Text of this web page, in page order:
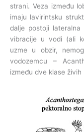
strani. Veza između
imaju lavirintsku
dalje postoji
vibracije u vodi (ali
uzme u obzir,
vodozemcu –
između dve klase živih